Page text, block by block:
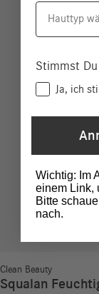
Clean Beauty
Squalan
Hauttyp
Stimmst
Consent
Ja, ich
Wichtig: Im
einem Link,
Bitte
nach.